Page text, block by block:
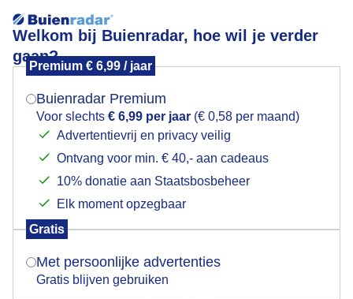
Welkom bij Buienradar, hoe wil je verder
gaan?
Premium € 6,99 / jaar
Buienradar Premium
Voor slechts € 6,99 per jaar (€ 0,58 per maand)
Advertentievrij en privacy veilig
Ontvang voor min. € 40,- aan cadeaus
10% donatie aan Staatsbosbeheer
Elk moment opzegbaar
Gratis
Met persoonlijke advertenties
Gratis blijven gebruiken
Regen
Mogen we je locatie gebruiken voor het
Indien je hier nog geen akkoord op hebt gegeven,
verschijnt er zo een pop-up uit je browser waarin
Is goed, toon de popup